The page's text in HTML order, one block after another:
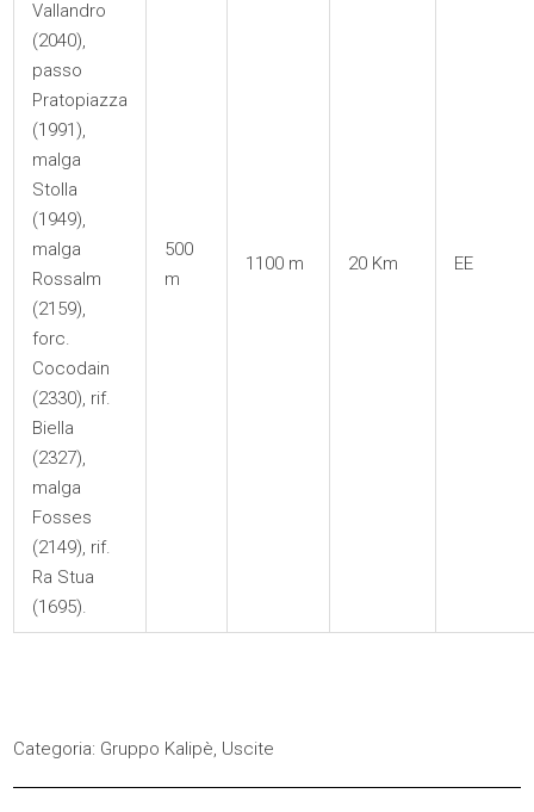
Vallandro
(2040),
passo
Pratopiazza
(1991),
malga
Stolla
(1949),
malga
Rossalm
(2159),
forc.
Cocodain
(2330), rif.
Biella
(2327),
malga
Fosses
(2149), rif.
Ra Stua
(1695).
500
m
1100 m 20 Km EE
Categoria: Gruppo Kalipè, Uscite